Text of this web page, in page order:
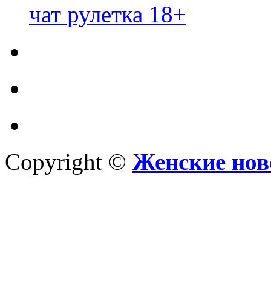
чат рулетка 18+
Copyright © Женские